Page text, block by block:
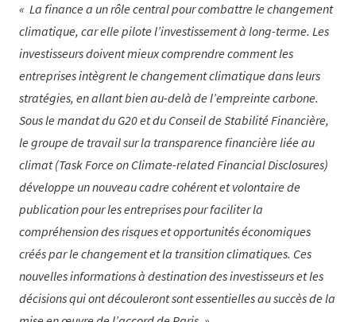
La finance a un rôle central pour combattre le changement
climatique, car elle pilote l’investissement à long-terme. Les
investisseurs doivent mieux comprendre comment les
entreprises intègrent le changement climatique dans leurs
stratégies, en allant bien au-delà de l’empreinte carbone.
Sous le mandat du G20 et du Conseil de Stabilité Financière,
le groupe de travail sur la transparence financière liée au
climat (Task Force on Climate-related Financial Disclosures)
développe un nouveau cadre cohérent et volontaire de
publication pour les entreprises pour faciliter la
compréhension des risques et opportunités économiques
créés par le changement et la transition climatiques. Ces
nouvelles informations à destination des investisseurs et les
décisions qui ont découleront sont essentielles au succès de la